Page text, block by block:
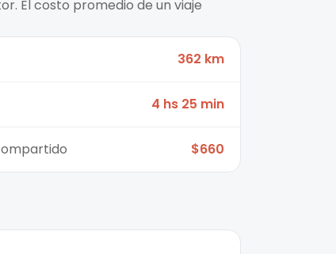
El costo promedio de un viaje
362 km
4 hs 25 min
$660